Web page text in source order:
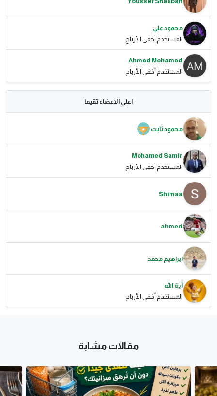
محمود علي
المستخدم أخفى الأرباح
Ahmed Mohamed
المستخدم أخفى الأرباح
اعلي الاعضاء تقيما
محمود ثابت
Mohamed Samir
المستخدم أخفى الأرباح
Shimaa
ahmed
ابراهيم محمد
آية الله
المستخدم أخفى الأرباح
مقالات مشابة